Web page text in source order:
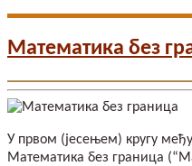
Математика без
У првом (јесењем) кругу
Математика без граница